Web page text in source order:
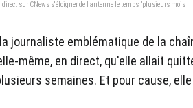
direct sur CNews s'éloigner de l'antenne le temps "plusieurs mois
journaliste emblématique de la
même, en direct, qu'elle allait
semaines. Et pour cause, elle